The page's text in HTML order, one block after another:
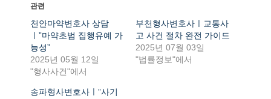
관련
천안마약변호사 상담
ㅣ”마약초범 집행유예 가
능성”
2025년 05월 12일
"형사사건"에서
부천형사변호사ㅣ교통사
고 사건 절차 완전 가이드
2025년 07월 03일
"법률정보"에서
송파형사변호사ㅣ”사기